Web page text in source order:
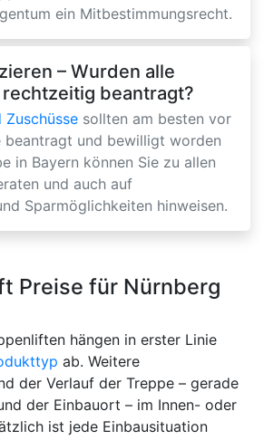
ein Mitbestimmungsrecht.
– Wurden alle
beantragt?
Zuschüsse sollten am besten vor
beantragt und bewilligt worden
in Bayern können Sie zu allen
und auch auf
Sparmöglichkeiten hinweisen.
Preise für Nürnberg
hängen in erster Linie
ab. Weitere
der Verlauf der Treppe – gerade
der Einbauort – im Innen- oder
ist jede Einbausituation